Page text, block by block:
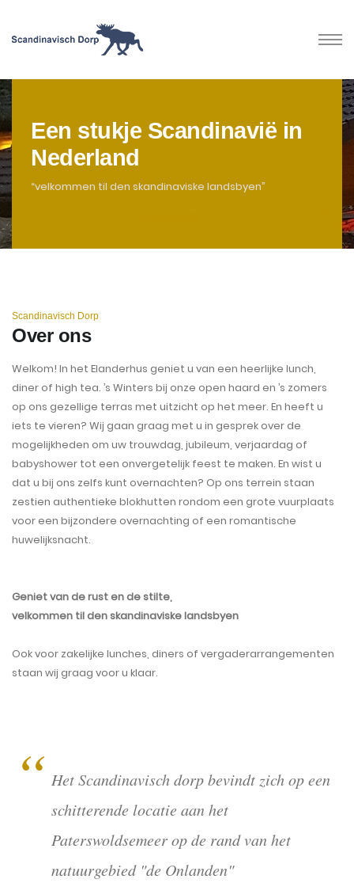
Een stukje Scandinavië in
Nederland
“velkommen til den skandinaviske landsbyen”
Het Scandinavisch dorp bevindt zich op een
schitterende locatie aan het
Paterswoldsemeer op de rand van het
natuurgebied "de Onlanden"
Scandinavisch Dorp
Over ons
Welkom! In het Elanderhus geniet u van een heerlijke lunch,
diner of high tea. ’s Winters bij onze open haard en ’s zomers
op ons gezellige terras met uitzicht op het meer. En heeft u
iets te vieren? Wij gaan graag met u in gesprek over de
mogelijkheden om uw trouwdag, jubileum, verjaardag of
babyshower tot een onvergetelijk feest te maken. En wist u
dat u bij ons zelfs kunt overnachten? Op ons terrein staan
zestien authentieke blokhutten rondom een grote vuurplaats
voor een bijzondere overnachting of een romantische
huwelijksnacht.
Geniet van de rust en de stilte,
velkommen til den skandinaviske landsbyen
Ook voor zakelijke lunches, diners of vergaderarrangementen
staan wij graag voor u klaar.